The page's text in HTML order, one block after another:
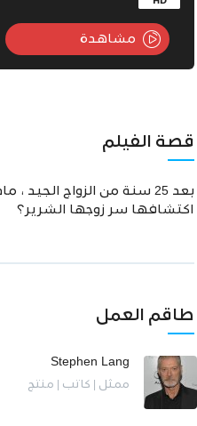
مشاهدة
قصة الفيلم
بعد 25 سنة من الزواج
اكتشافها سر زوجها الشرير؟
طاقم العمل
Stephen Lang
ممثل | كاتب | منتج